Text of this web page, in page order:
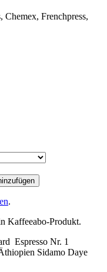
Chemex, Frenchpress,
.
Kaffeeabo-Produkt.
Espresso Nr. 1
Sidamo Daye